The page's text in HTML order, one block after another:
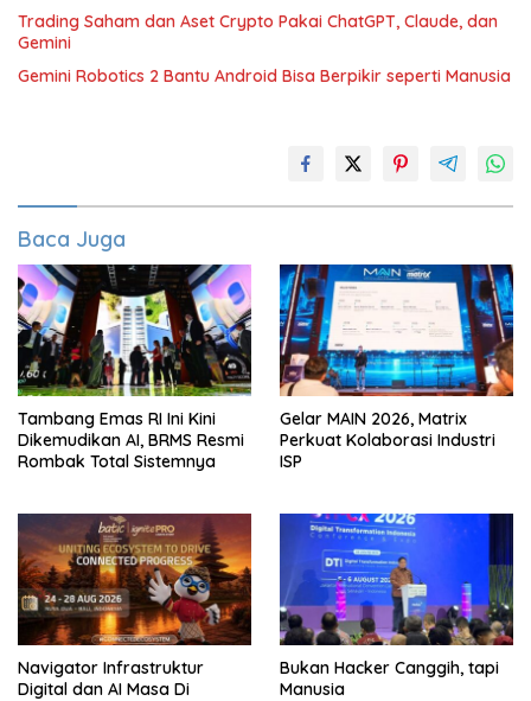
Trading Saham dan Aset Crypto Pakai ChatGPT, Claude, dan
Gemini
Gemini Robotics 2 Bantu Android Bisa Berpikir seperti Manusia
Baca Juga
Tambang Emas RI Ini Kini
Dikemudikan AI, BRMS Resmi
Rombak Total Sistemnya
Gelar MAIN 2026, Matrix
Perkuat Kolaborasi Industri
ISP
Navigator Infrastruktur
Digital dan AI Masa Di
Bukan Hacker Canggih, tapi
Manusia